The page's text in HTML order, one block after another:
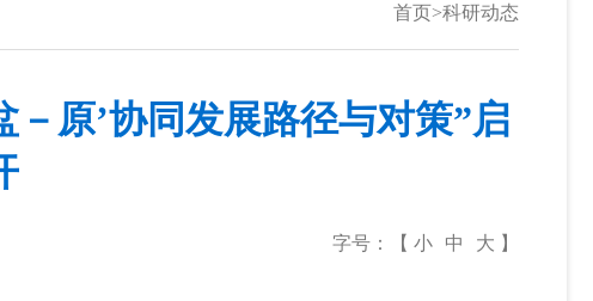
首页>科研动态
原’协同发展路径与对策”启
字号：【 小 中 大 】